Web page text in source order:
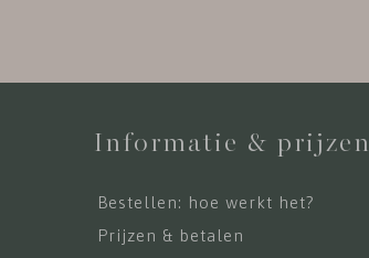
Informatie & prijzen
Bestellen: hoe werkt het?
Prijzen & betalen